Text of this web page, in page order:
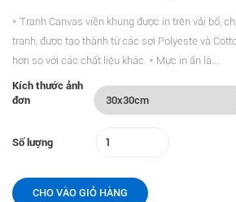
* Tranh Canvas viền khung được in trên vải bố,
tranh, được tạo thành từ các sợi Polyeste và
hơn so với các chất liệu khác. * Mực in ấn là...
Kích thước ảnh
đơn
Số lượng
CHO VÀO GIỎ HÀNG